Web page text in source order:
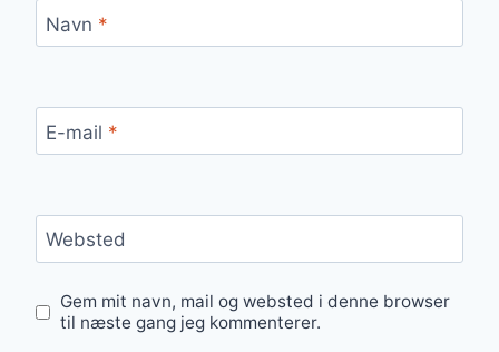
Navn *
E-mail *
Websted
Gem mit navn, mail og websted i denne browser
til næste gang jeg kommenterer.